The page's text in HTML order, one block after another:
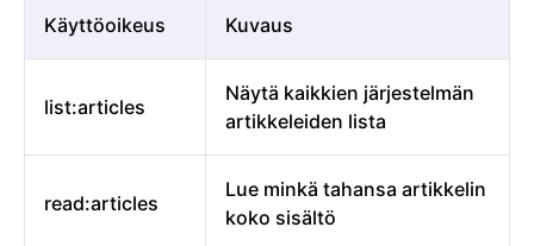
Käyttöoikeus Kuvaus
list:articles
Näytä kaikkien järjestelmän
artikkeleiden lista
read:articles
Lue minkä tahansa artikkelin
koko sisältö